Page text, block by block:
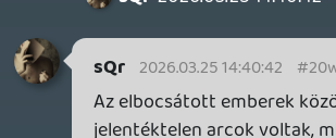
soliduss
Epic game store....